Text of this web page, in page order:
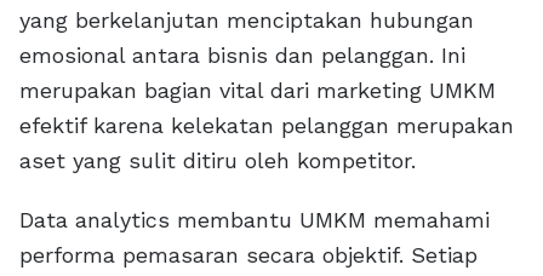
yang berkelanjutan menciptakan hubungan
emosional antara bisnis dan pelanggan. Ini
merupakan bagian vital dari marketing UMKM
efektif karena kelekatan pelanggan merupakan
aset yang sulit ditiru oleh kompetitor.
Data analytics membantu UMKM memahami
performa pemasaran secara objektif. Setiap